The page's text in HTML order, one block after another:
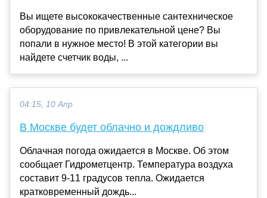
Вы ищете высококачественные сантехническое
оборудование по привлекательной цене? Вы
попали в нужное место! В этой категории вы
найдете счетчик воды, ...
04:15, 10 Апр
В Москве будет облачно и дождливо
Облачная погода ожидается в Москве. Об этом
сообщает Гидрометцентр. Температура воздуха
составит 9-11 градусов тепла. Ожидается
кратковременный дождь...